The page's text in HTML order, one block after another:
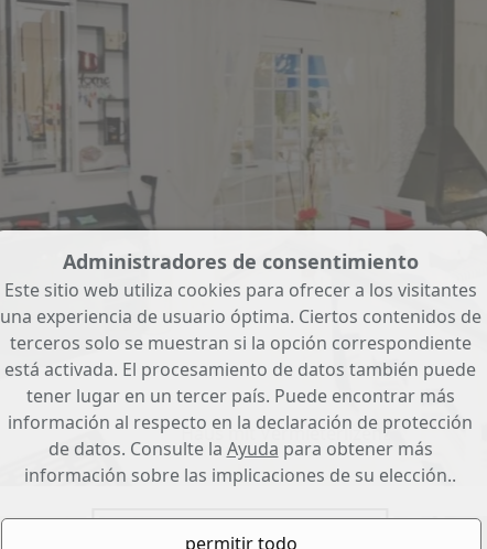
Haus mit Vermieterlizenz
Administradores de consentimiento
Este sitio web utiliza cookies para ofrecer a los visitantes
una experiencia de usuario óptima. Ciertos contenidos de
terceros solo se muestran si la opción correspondiente
está activada. El procesamiento de datos también puede
tener lugar en un tercer país. Puede encontrar más
información al respecto en la declaración de protección
de datos. Consulte la Ayuda para obtener más
información sobre las implicaciones de su elección..